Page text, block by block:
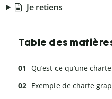
Je retiens
Table des
Qu’est-ce qu’une
Exemple de charte